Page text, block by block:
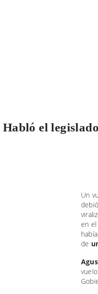
Habló el
Un
en
de